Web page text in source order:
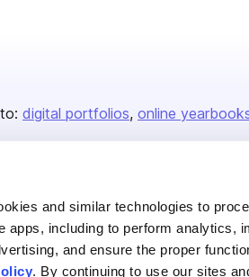
and similar technologies to
apps, including to perform analytics,
and ensure the proper
. By continuing to use our sites
digital portfolios online